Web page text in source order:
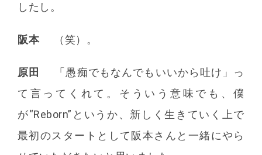
したし。
阪本 （笑）。
原田
「愚痴でもなんでもいいから吐け」っ
て言ってくれて。そういう意味でも、僕
が“Reborn”というか、新しく生きていく上で
最初のスタートとして阪本さんと一緒にやら